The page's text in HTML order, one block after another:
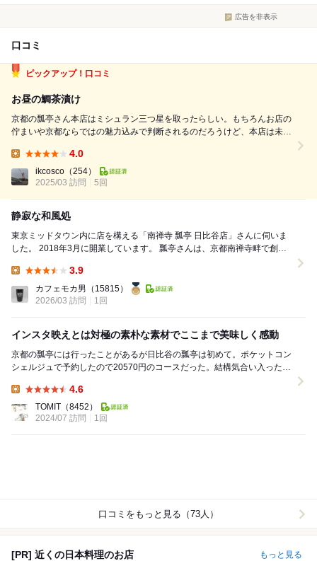
広告を非表示
口コミ
ピックアップ！口コミ
お昼の鯛茶漬け
京都の瓢亭さん本店はミシュラン三つ星を取ったらしい。もちろんお店の
佇まいや京都ならではの魅力込みで判断されるのだろうけど、本店は未訪
の店舗もクオリティはほぼ同じはずだと思う。 去年季節ごとにコース
を楽しんだので、今は季節限定の特別...
4.0
ikcosco （254）
2025/03 訪問
5回
静寂な和風処
東京ミッドタウン内に店を構える「南禅寺 瓢亭 日比谷店」さんに伺いま
した。 2018年3月に開業しています。 瓢亭さんは、京都南禅寺畔で創業
3.9
カフェモカ男 （15815）
2026/03 訪問
1回
インスタ映えとは対極の素朴な素材でここまで美味しく感動
京都の瓢亭には行ったことがあるが日比谷の瓢亭は初めて。ポケットコン
シェルジュで予約したので20570円のコースだった。結構気合い入ったフ
4.6
TOMIT （8452）
2024/07 訪問
1回
口コミをもっと見る（73人）
[PR] 近くの日本料理のお店 もっと見る